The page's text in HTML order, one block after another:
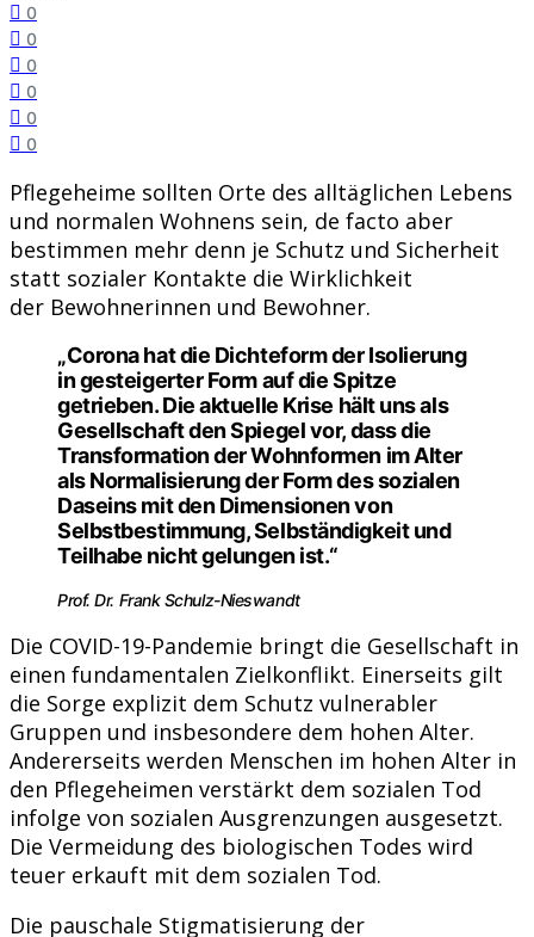
0
0
0
0
0
0
Pflegeheime sollten Orte des alltäglichen Lebens
und normalen Wohnens sein, de facto aber
bestimmen mehr denn je Schutz und Sicherheit
statt sozialer Kontakte die Wirklichkeit
der Bewohnerinnen und Bewohner.
„Corona hat die Dichteform der Isolierung
in gesteigerter Form auf die Spitze
getrieben. Die aktuelle Krise hält uns als
Gesellschaft den Spiegel vor, dass die
Transformation der Wohnformen im Alter
als Normalisierung der Form des sozialen
Daseins mit den Dimensionen von
Selbstbestimmung, Selbständigkeit und
Teilhabe nicht gelungen ist.“
Prof. Dr. Frank Schulz-Nieswandt
Die COVID-19-Pandemie bringt die Gesellschaft in
einen fundamentalen Zielkonflikt. Einerseits gilt
die Sorge explizit dem Schutz vulnerabler
Gruppen und insbesondere dem hohen Alter.
Andererseits werden Menschen im hohen Alter in
den Pflegeheimen verstärkt dem sozialen Tod
infolge von sozialen Ausgrenzungen ausgesetzt.
Die Vermeidung des biologischen Todes wird
teuer erkauft mit dem sozialen Tod.
Die pauschale Stigmatisierung der